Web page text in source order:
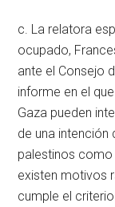
c. La relatora
ocupado,
ante el Consejo
informe en el
Gaza pueden
de una
palestinos como
existen motivos
cumple el